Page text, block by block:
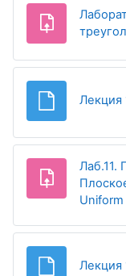
Лаб.11.
Лекция